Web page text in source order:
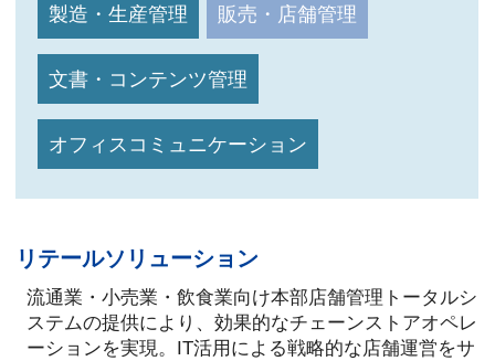
製造・生産管理 販売・店舗管理
文書・コンテンツ管理
オフィスコミュニケーション
リテールソリューション
流通業・小売業・飲食業向け本部店舗管理トータルシ
ステムの提供により、効果的なチェーンストアオペレ
ーションを実現。IT活用による戦略的な店舗運営をサ